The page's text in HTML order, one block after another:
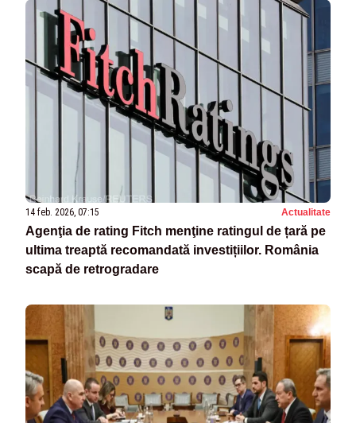
14 feb. 2026, 07:15 Actualitate
Agenţia de rating Fitch menţine ratingul de țară pe
ultima treaptă recomandată investițiilor. România
scapă de retrogradare